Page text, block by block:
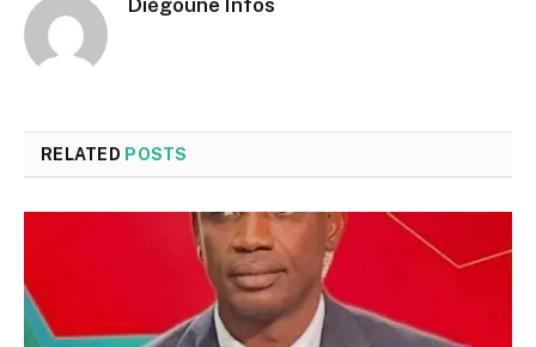
RELATED POSTS